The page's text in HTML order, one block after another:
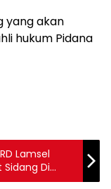
yang akan
hukum Pidana
Lamsel
Di